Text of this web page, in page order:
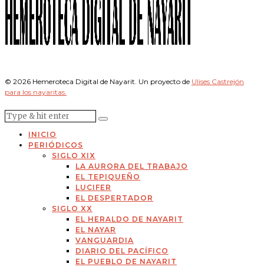
© 2026 Hemeroteca Digital de Nayarit. Un proyecto de Ulises Castrejón
para los nayaritas.
INICIO
PERIÓDICOS
SIGLO XIX
LA AURORA DEL TRABAJO
EL TEPIQUEÑO
LUCIFER
EL DESPERTADOR
SIGLO XX
EL HERALDO DE NAYARIT
EL NAYAR
VANGUARDIA
DIARIO DEL PACÍFICO
EL PUEBLO DE NAYARIT